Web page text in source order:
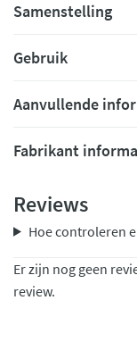
Samenstelling
Gebruik
Aanvullende
Fabrikant
Reviews
Hoe controleren
Er zijn nog geen
review.